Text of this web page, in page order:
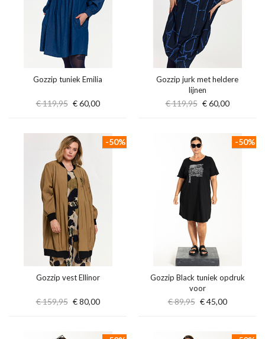
Gozzip tuniek Emilia
€ 119,95 € 60,00
Gozzip jurk met heldere
lijnen
€ 119,95 € 60,00
Gozzip vest Ellinor
€ 159,95 € 80,00
-50%
Gozzip Black tuniek opdruk
voor
€ 89,95 € 45,00
-50%